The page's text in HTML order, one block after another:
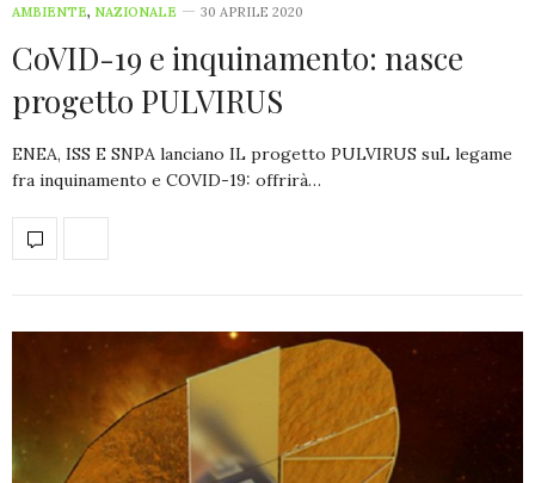
AMBIENTE, NAZIONALE 30 APRILE 2020
CoVID-19 e inquinamento: nasce
progetto PULVIRUS
ENEA, ISS E SNPA lanciano IL progetto PULVIRUS suL legame
fra inquinamento e COVID-19: offrirà…